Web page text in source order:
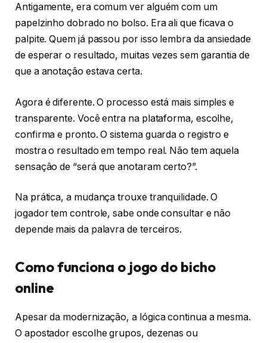
Antigamente, era comum ver alguém com um
papelzinho dobrado no bolso. Era ali que ficava o
palpite. Quem já passou por isso lembra da ansiedade
de esperar o resultado, muitas vezes sem garantia de
que a anotação estava certa.
Agora é diferente. O processo está mais simples e
transparente. Você entra na plataforma, escolhe,
confirma e pronto. O sistema guarda o registro e
mostra o resultado em tempo real. Não tem aquela
sensação de “será que anotaram certo?”.
Na prática, a mudança trouxe tranquilidade. O
jogador tem controle, sabe onde consultar e não
depende mais da palavra de terceiros.
Como funciona o jogo do bicho
online
Apesar da modernização, a lógica continua a mesma.
O apostador escolhe grupos, dezenas ou